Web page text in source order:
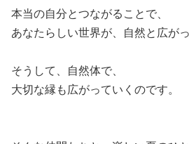
本当の自分とつながることで、
あなたらしい世界が、自然と広が
そうして、自然体で、
大切な縁も広がっていくのです。